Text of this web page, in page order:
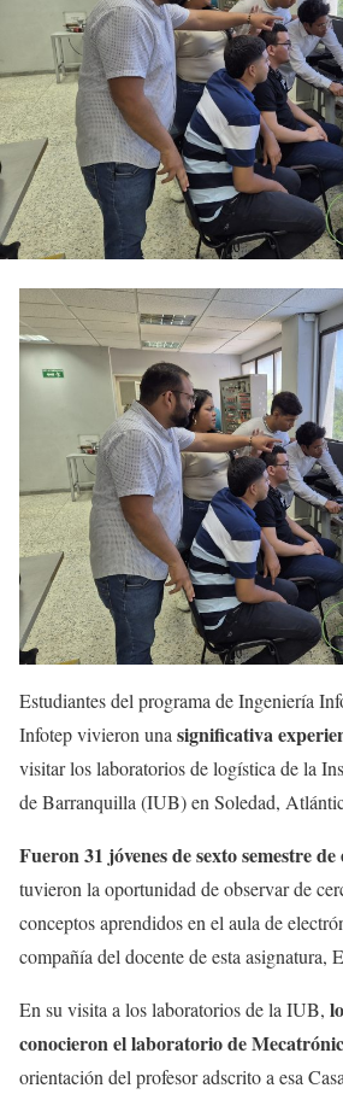
Estudiantes del programa de Ingeniería
Infotep vivieron una significativa
visitar los laboratorios de logística de la
de Barranquilla (IUB) en Soledad,
Fueron 31 jóvenes de sexto semestre
tuvieron la oportunidad de observar de
conceptos aprendidos en el aula de
compañía del docente de esta asignatura,
En su visita a los laboratorios de la IUB,
conocieron el laboratorio de
orientación del profesor adscrito a esa